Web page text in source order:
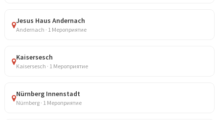
Jesus Haus Andernach
Andernach · 1 Мероприятие
Kaisersesch
Kaisersesch · 1 Мероприятие
Nürnberg Innenstadt
Nürnberg · 1 Мероприятие